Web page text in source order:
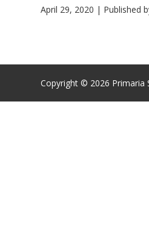
April 29, 2020 | Published
Copyright © 2026 Primaria